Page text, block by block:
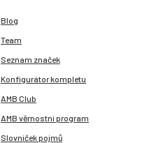
Blog
Team
Seznam značek
Konfigurátor kompletu
AMB Club
AMB věrnostní program
Slovníček pojmů